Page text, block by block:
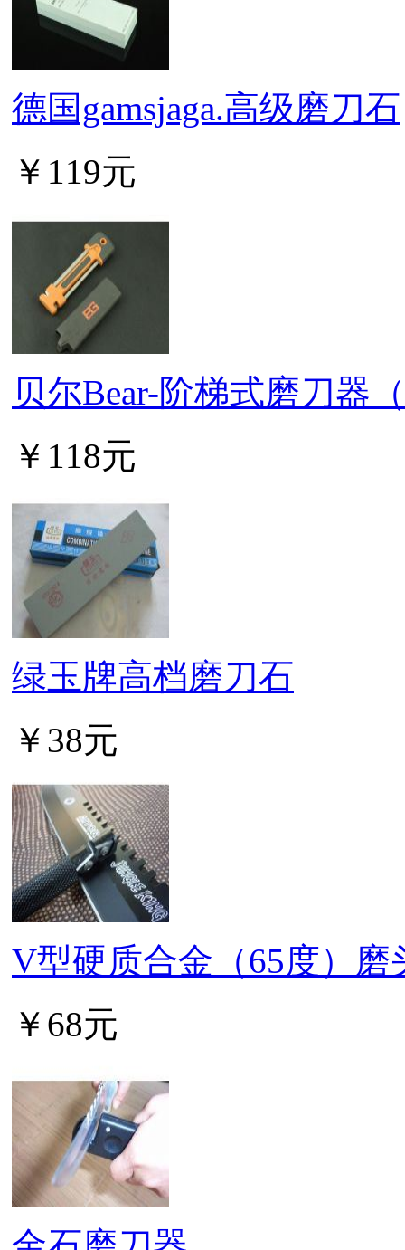
德国gamsjaga.高级磨刀石
￥119元
贝尔Bear-阶梯式磨刀器
￥118元
绿玉牌高档磨刀石
￥38元
V型硬质合金（65度）磨
￥68元